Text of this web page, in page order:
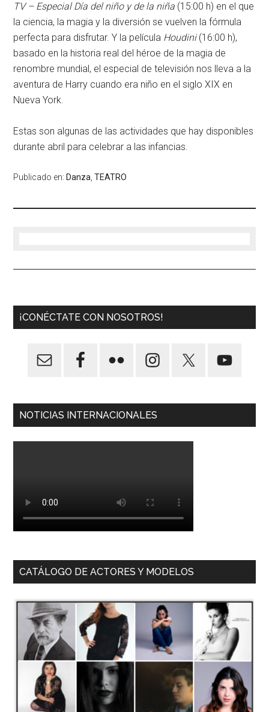
TV – Especial Día del niño y de la niña (15:00 h) en el que
la ciencia, la magia y la diversión se vuelven la fórmula
perfecta para disfrutar. Y la película Houdini (16:00 h),
basado en la historia real del héroe de la magia de
renombre mundial, el especial de televisión nos lleva a la
aventura de Harry cuando era niño en el siglo XIX en
Nueva York.
Estas son algunas de las actividades que hay disponibles
durante abril para celebrar a las infancias.
Publicado en: Danza,TEATRO
¡CONÉCTATE CON NOSOTROS!
NOTICIAS INTERNACIONALES
CATÁLOGO DE ACTORES Y MODELOS